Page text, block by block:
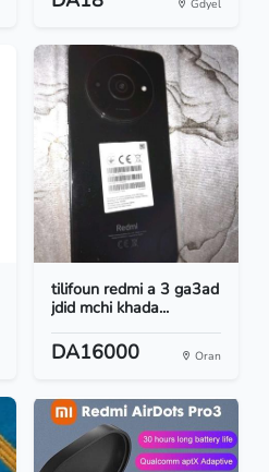
Gdyel
tilifoun redmi a 3 ga3ad
jdid mchi khada...
DA16000 Oran